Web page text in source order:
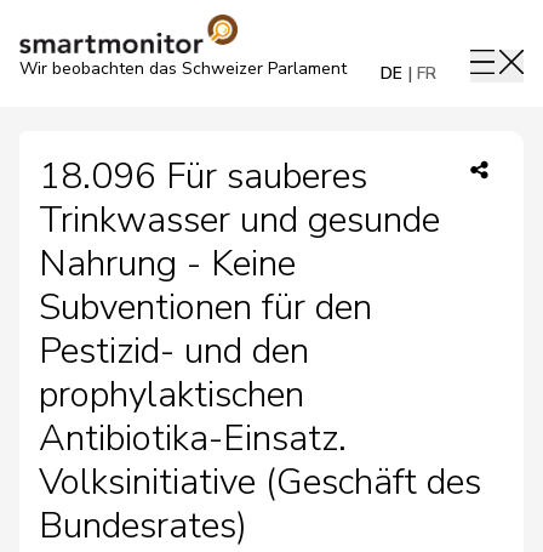
Wir beobachten das Schweizer Parlament DE FR
18.096 Für sauberes
Trinkwasser und gesunde
Nahrung - Keine
Subventionen für den
Pestizid- und den
prophylaktischen
Antibiotika-Einsatz.
Volksinitiative (Geschäft des
Bundesrates)